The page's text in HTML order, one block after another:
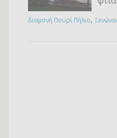
διαμονή Πουρί Πήλιο,